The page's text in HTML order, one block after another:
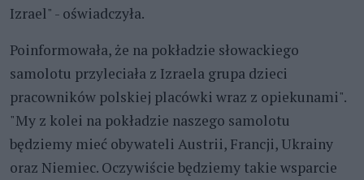
Izrael" - oświadczyła.
Poinformowała, że na pokładzie słowackiego
samolotu przyleciała z Izraela grupa dzieci
pracowników polskiej placówki wraz z opiekunami".
"My z kolei na pokładzie naszego samolotu
będziemy mieć obywateli Austrii, Francji, Ukrainy
oraz Niemiec. Oczywiście będziemy takie wsparcie